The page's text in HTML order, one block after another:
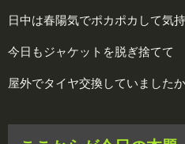
日中は春陽気でポカポカして気
今日もジャケットを脱ぎ捨てて
屋外でタイヤ交換していましたか